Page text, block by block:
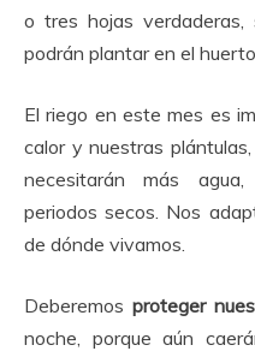
o tres hojas
podrán plantar en el huerto.
El riego en este mes es
calor y nuestras
necesitarán más
periodos secos. Nos
de dónde vivamos.
Deberemos proteger
noche, porque aún